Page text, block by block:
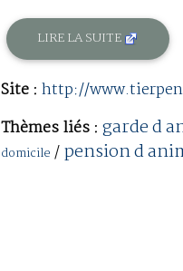
LIRE LA SUITE
Site : http://
Thèmes liés : garde d
domicile /pension d